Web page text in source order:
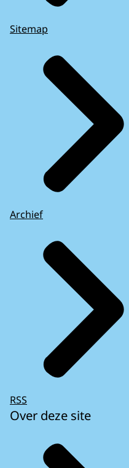
Sitemap
Archief
RSS
Over deze site